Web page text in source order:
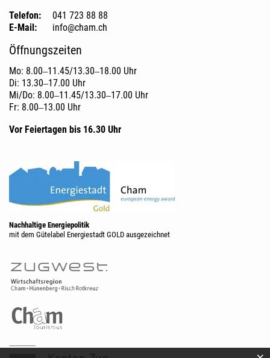
Telefon:
041 723 88 88
E-Mail:
info@cham.ch
Öffnungszeiten
Mo: 8.00‒11.45/13.30‒18.00 Uhr
Di: 13.30‒17.00 Uhr
Mi/Do: 8.00‒11.45/13.30‒17.00 Uhr
Fr: 8.00‒13.00 Uhr
Vor Feiertagen bis 16.30 Uhr
Nachhaltige Energiepolitik
mit dem Gütelabel Energiestadt GOLD ausgezeichnet